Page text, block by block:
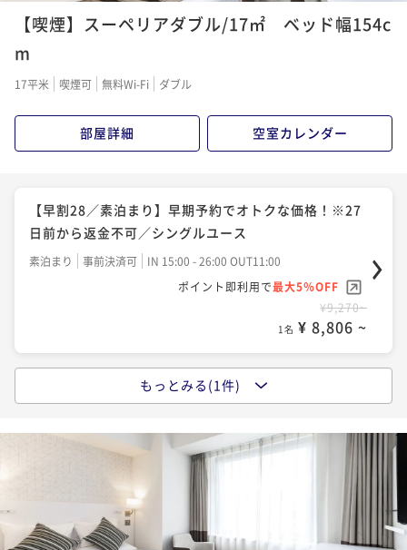
【喫煙】スーペリアダブル/17㎡ ベッド幅154c
m
17平米 喫煙可 無料Wi-Fi ダブル
部屋詳細 空室カレンダー
【早割28／素泊まり】早期予約でオトクな価格！※27
日前から返金不可／シングルユース
素泊まり 事前決済可
IN 15:00 - 26:00 OUT11:00
ポイント即利用で最大5％OFF
¥9,270~
1名 ¥ 8,806 ~
【早割28／朝食付き】早期予約でオトクな価格！※27
事前決済可
IN 15:00 - 26:00 OUT11:00
ポイント即利用で
¥11,150~
¥ 10,592 ~
もっとみる(1件)